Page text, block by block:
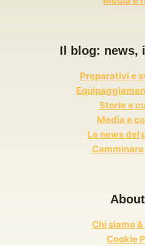
Il blog: news,
Preparativi e
Storie e
Media e
Le news del
Chi siamo
Cookie